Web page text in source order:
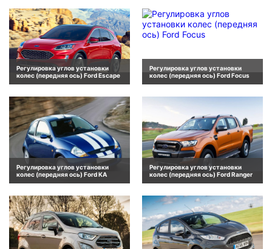
Регулировка углов установки
колес (передняя ось) Ford Escape
Регулировка углов установки
колес (передняя ось) Ford Focus
Регулировка углов установки
колес (передняя ось) Ford KA
Регулировка углов установки
колес (передняя ось) Ford Ranger